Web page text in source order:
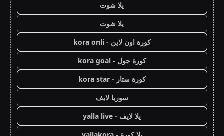
يلا شوت
يلا شوت
كورة اون لاين - kora onli
كورة جول - kora goal
كورة ستار - kora star
سوريا لايف
يلا لايف - yalla live